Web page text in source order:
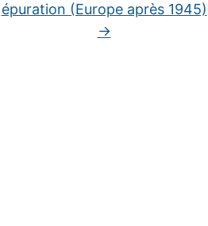
épuration (Europe après 1945)
→